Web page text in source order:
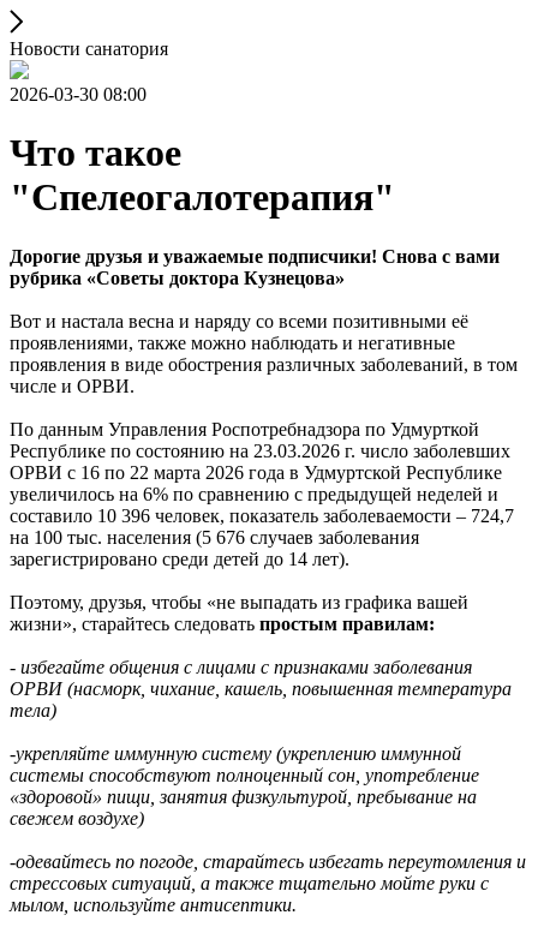
Новости санатория
2026-03-30 08:00
Что такое
"Спелеогалотерапия"
Дорогие друзья и уважаемые подписчики! Снова с вами
рубрика «Советы доктора Кузнецова»
Вот и настала весна и наряду со всеми позитивными её
проявлениями, также можно наблюдать и негативные
проявления в виде обострения различных заболеваний, в том
числе и ОРВИ.
По данным Управления Роспотребнадзора по Удмурткой
Республике по состоянию на 23.03.2026 г. число заболевших
ОРВИ с 16 по 22 марта 2026 года в Удмуртской Республике
увеличилось на 6% по сравнению с предыдущей неделей и
составило 10 396 человек, показатель заболеваемости – 724,7
на 100 тыс. населения (5 676 случаев заболевания
зарегистрировано среди детей до 14 лет).
Поэтому, друзья, чтобы «не выпадать из графика вашей
жизни», старайтесь следовать простым правилам:
- избегайте общения с лицами с признаками заболевания
ОРВИ (насморк, чихание, кашель, повышенная температура
тела)
-укрепляйте иммунную систему (укреплению иммунной
системы способствуют полноценный сон, употребление
«здоровой» пищи, занятия физкультурой, пребывание на
свежем воздухе)
-одевайтесь по погоде, старайтесь избегать переутомления и
стрессовых ситуаций, а также тщательно мойте руки с
мылом, используйте антисептики.